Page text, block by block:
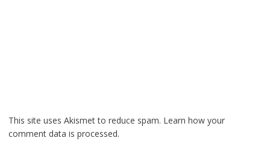
This site uses Akismet to reduce spam. Learn how your
comment data is processed.